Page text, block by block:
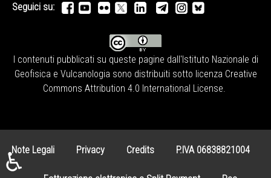
Seguici su:
I contenuti pubblicati su queste pagine dall'Istituto Nazionale di
Geofisica e Vulcanologia sono distribuiti sotto licenza Creative
Commons Attribution 4.0 International License.
Note Legali Privacy Credits P.IVA 06838821004